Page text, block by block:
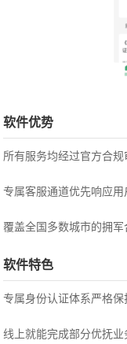
软件优势
所有服务均经过官方合规
专属客服通道优先响应用
覆盖全国多数城市的拥军
软件特色
专属身份认证体系严格保
线上就能完成部分优抚业